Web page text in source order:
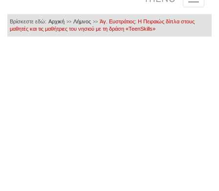
Βρίσκεστε εδώ: Αρχική >> Λήμνος >> Άγ. Ευστράτιος: Η Πειραιώς δίπλα στους
μαθητές και τις μαθήτριες του νησιού με τη δράση «TeenSkills»